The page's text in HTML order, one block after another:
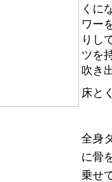
くに
ワー
りし
ツを
吹き
床と
全身
に骨
乗せ